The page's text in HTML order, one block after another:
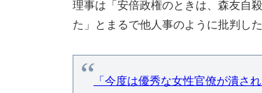
理事は「安倍政権のときは、森友自
た」とまるで他人事のように批判した
「今度は優秀な女性官僚が潰